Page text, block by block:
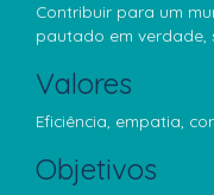
Contribuir para um
pautado em verdade,
Valores
Eficiência, empatia,
Objetivos